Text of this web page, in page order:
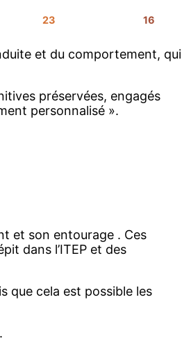
23 16
et du comportement, qui
préservées, engagés
personnalisé ».
et son entourage . Ces
dans l’ITEP et des
que cela est possible les